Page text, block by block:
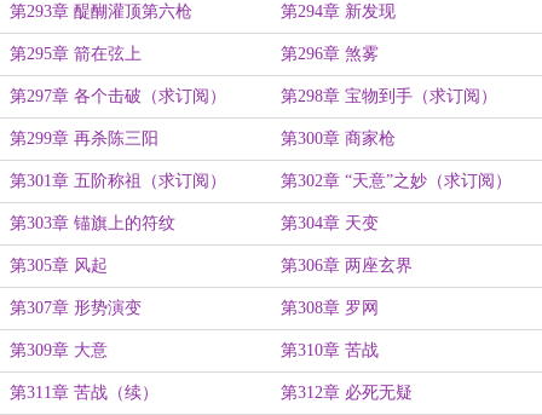
第293章 醍醐灌顶第六枪 第294章 新发现
第295章 箭在弦上 第296章 煞雾
第297章 各个击破（求订阅） 第298章 宝物到手（求订阅）
第299章 再杀陈三阳 第300章 商家枪
第301章 五阶称祖（求订阅） 第302章 “天意”之妙（求订阅）
第303章 锚旗上的符纹 第304章 天变
第305章 风起 第306章 两座玄界
第307章 形势演变 第308章 罗网
第309章 大意 第310章 苦战
第311章 苦战（续） 第312章 必死无疑